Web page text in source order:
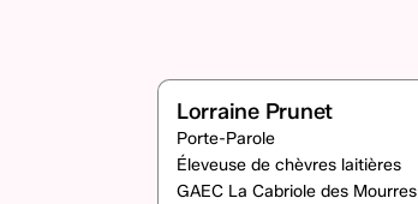
Lorraine Prunet
Porte-Parole
Éleveuse de chèvres laitières
GAEC La Cabriole des Mourres